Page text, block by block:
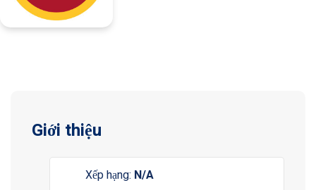
Giới thiệu
Xếp hạng: N/A